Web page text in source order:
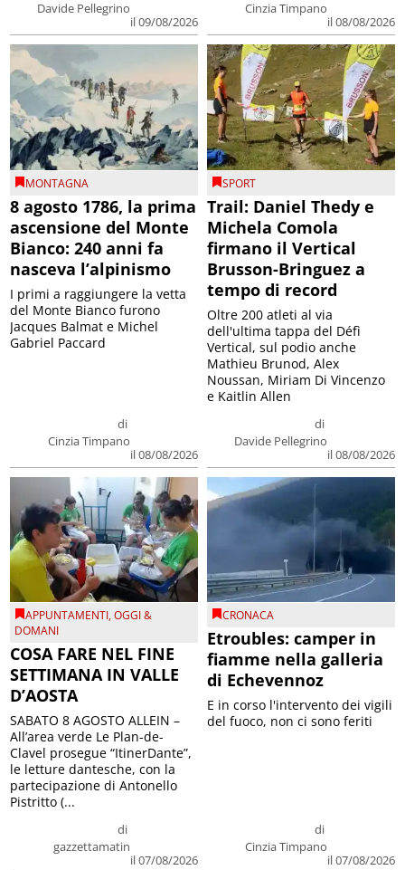
Davide Pellegrino
il 09/08/2026
Cinzia Timpano
il 08/08/2026
MONTAGNA
8 agosto 1786, la prima
ascensione del Monte
Bianco: 240 anni fa
nasceva l’alpinismo
di
Cinzia Timpano
il 08/08/2026
I primi a raggiungere la vetta
del Monte Bianco furono
Jacques Balmat e Michel
Gabriel Paccard
SPORT
Trail: Daniel Thedy e
Michela Comola
firmano il Vertical
Brusson-Bringuez a
tempo di record
di
Davide Pellegrino
il 08/08/2026
Oltre 200 atleti al via
dell'ultima tappa del Défì
Vertical, sul podio anche
Mathieu Brunod, Alex
Noussan, Miriam Di Vincenzo
e Kaitlin Allen
APPUNTAMENTI,OGGI &
DOMANI
COSA FARE NEL FINE
SETTIMANA IN VALLE
D’AOSTA
di
gazzettamatin
il 07/08/2026
SABATO 8 AGOSTO ALLEIN –
All’area verde Le Plan-de-
Clavel prosegue “ItinerDante”,
le letture dantesche, con la
partecipazione di Antonello
Pistritto (...
CRONACA
Etroubles: camper in
fiamme nella galleria
di Echevennoz
di
Cinzia Timpano
il 07/08/2026
E in corso l'intervento dei vigili
del fuoco, non ci sono feriti